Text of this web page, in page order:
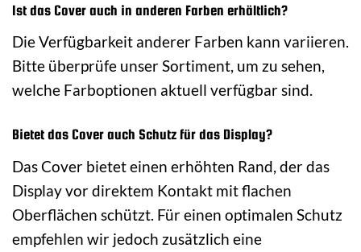
Ist das Cover auch in anderen Farben erhältlich?
Die Verfügbarkeit anderer Farben kann variieren.
Bitte überprüfe unser Sortiment, um zu sehen,
welche Farboptionen aktuell verfügbar sind.
Bietet das Cover auch Schutz für das Display?
Das Cover bietet einen erhöhten Rand, der das
Display vor direktem Kontakt mit flachen
Oberflächen schützt. Für einen optimalen Schutz
empfehlen wir jedoch zusätzlich eine